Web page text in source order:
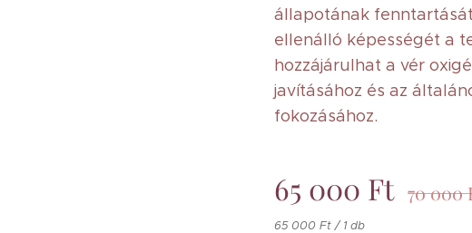
állapotának
ellenálló képességét a
hozzájárulhat a vér
javításához és az
fokozásához.
65 000 Ft 70 000
65 000 Ft / 1 db